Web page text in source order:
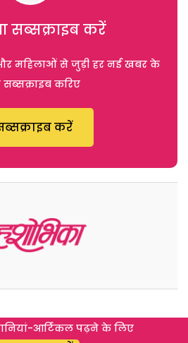
सब्सक्राइब करें
महिलाओं से जुड़ी हर नई खबर के
करिए
करें
आर्टिकल पढ़ने के लिए